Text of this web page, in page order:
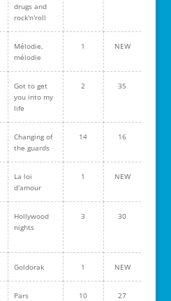
drugs and
rock'n'roll
Mélodie,
mélodie
1 NEW
Got to get
you into my
life
2 35
Changing of
the guards
14 16
La loi
d'amour
1 NEW
Hollywood
nights
3 30
Goldorak 1 NEW
Pars 10 27